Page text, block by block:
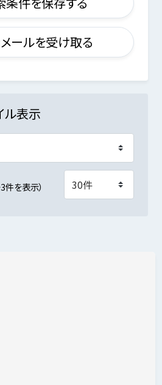
ールを受け取る
ル表示
件を表示）